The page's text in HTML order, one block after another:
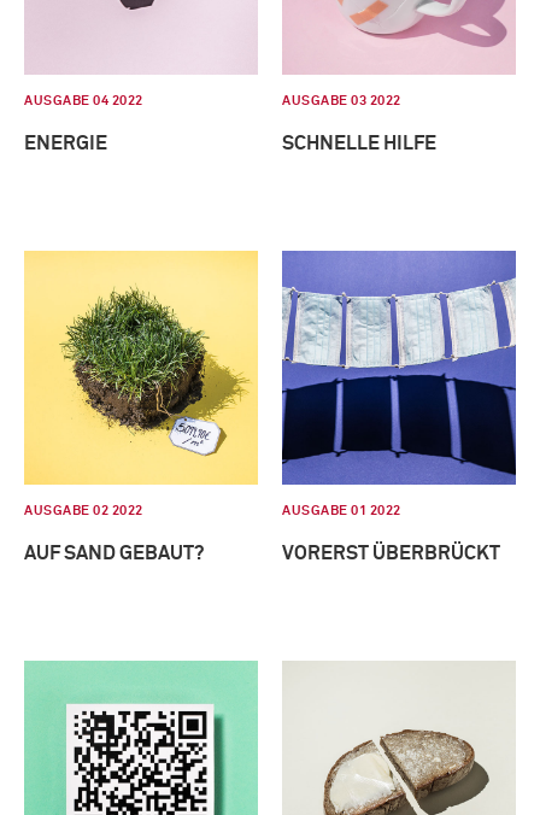
AUSGABE 04 2022
ENERGIE
AUSGABE 03 2022
SCHNELLE HILFE
AUSGABE 02 2022
AUF SAND GEBAUT?
AUSGABE 01 2022
VORERST ÜBERBRÜCKT